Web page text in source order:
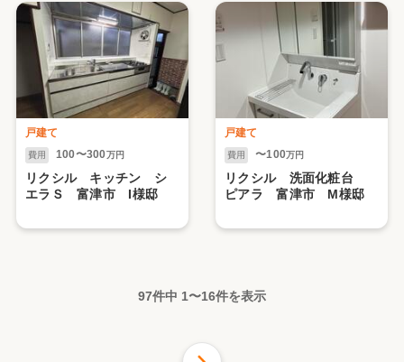
戸建て
費用 100〜300万円
リクシル キッチン シ
エラＳ 富津市 I様邸
戸建て
費用 〜100万円
リクシル 洗面化粧台
ピアラ 富津市 М様邸
97件中 1〜16件を表示